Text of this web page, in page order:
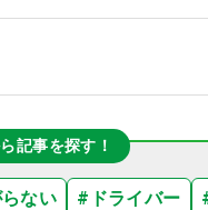
記事を探す！
ない # ドライバー